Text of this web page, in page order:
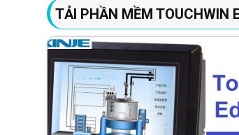
TẢI PHẦN MỀM TOUCHWIN